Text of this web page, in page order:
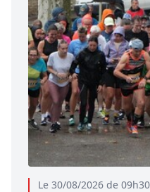
Le 30/08/2026 de